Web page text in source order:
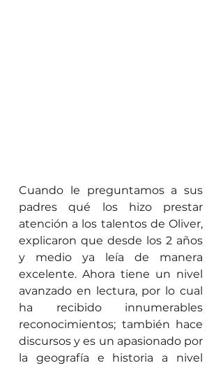
Cuando le preguntamos a sus
padres qué los hizo prestar
atención a los talentos de Oliver,
explicaron que desde los 2 años
y medio ya leía de manera
excelente. Ahora tiene un nivel
avanzado en lectura, por lo cual
ha recibido innumerables
reconocimientos; también hace
discursos y es un apasionado por
la geografía e historia a nivel